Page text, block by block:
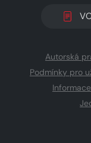
Autorská
Podmínky pro